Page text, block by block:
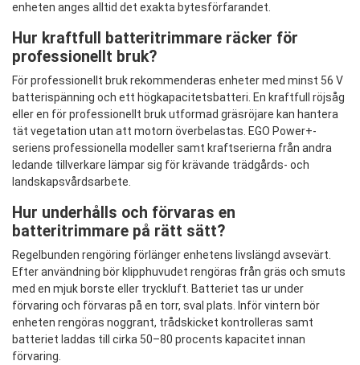
enheten anges alltid det exakta bytesförfarandet.
Hur kraftfull batteritrimmare räcker för
professionellt bruk?
För professionellt bruk rekommenderas enheter med minst 56 V
batterispänning och ett högkapacitetsbatteri. En kraftfull röjsåg
eller en för professionellt bruk utformad gräsröjare kan hantera
tät vegetation utan att motorn överbelastas. EGO Power+-
seriens professionella modeller samt kraftserierna från andra
ledande tillverkare lämpar sig för krävande trädgårds- och
landskapsvårdsarbete.
Hur underhålls och förvaras en
batteritrimmare på rätt sätt?
Regelbunden rengöring förlänger enhetens livslängd avsevärt.
Efter användning bör klipphuvudet rengöras från gräs och smuts
med en mjuk borste eller tryckluft. Batteriet tas ur under
förvaring och förvaras på en torr, sval plats. Inför vintern bör
enheten rengöras noggrant, trådskicket kontrolleras samt
batteriet laddas till cirka 50–80 procents kapacitet innan
förvaring.